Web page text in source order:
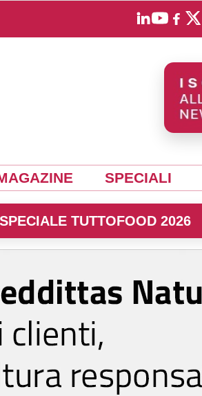
SPECIALI
TUTTOFOOD 2026